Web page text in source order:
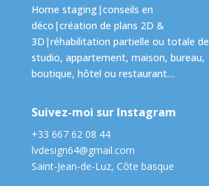
Home staging|conseils en
déco|création de plans 2D &
3D|réhabilitation partielle ou totale de
studio, appartement, maison, bureau,
boutique, hôtel ou restaurant…
Suivez-moi sur Instagram
+33 667 62 08 44
lvdesign64@gmail.com
Saint-Jean-de-Luz, Côte basque